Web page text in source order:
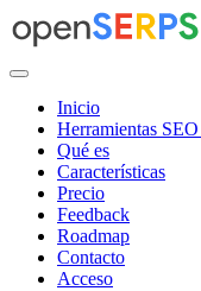
Saltar
al
Inicio
Herramientas
Qué es
Características
Precio
Feedback
Roadmap
Contacto
Acceso